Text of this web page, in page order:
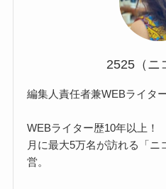
2525（ニ
編集人責任者兼WEBライタ
WEBライター歴10年以上！
月に最大5万名が訪れる「ニ
営。